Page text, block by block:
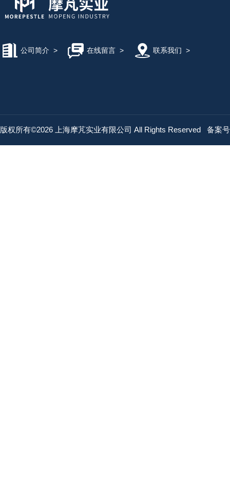
公司简介 > 在线留言> 联系我们 >
版权所有©2026 上海摩芃实业有限公司 All Rights Reserved 备案